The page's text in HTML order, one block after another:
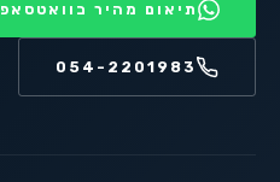
תיאום מהיר בוואטסאפ
054-2201983